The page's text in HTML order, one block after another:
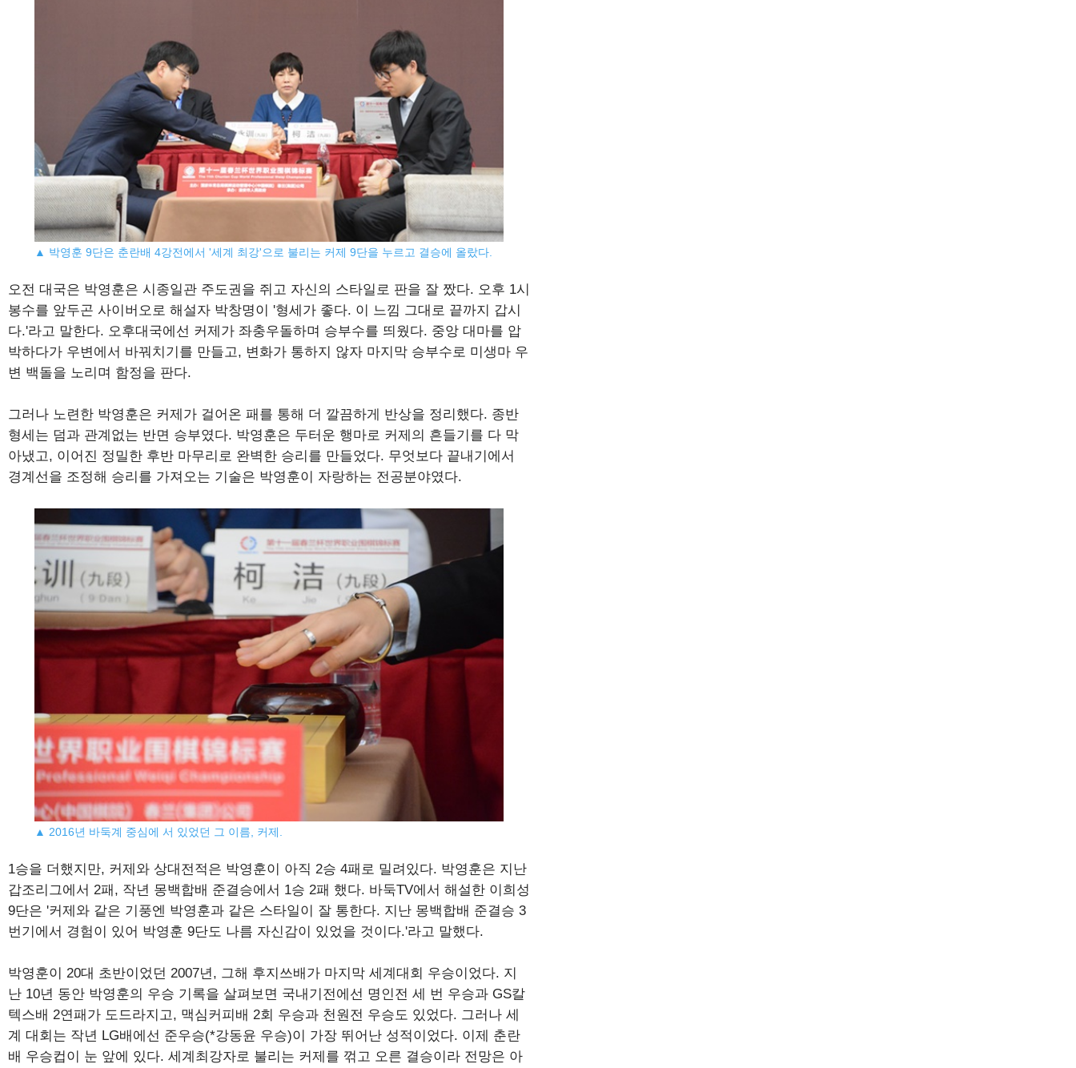
▲ 박영훈 9단은 춘란배 4강전에서 '세계 최강'으로 불리는 커제 9단을 누르고 결승에 올랐다.
오전 대국은 박영훈은 시종일관 주도권을 쥐고 자신의 스타일로 판을 잘 짰다. 오후 1시
봉수를 앞두곤 사이버오로 해설자 박창명이 '형세가 좋다. 이 느낌 그대로 끝까지 갑시
다.'라고 말한다. 오후대국에선 커제가 좌충우돌하며 승부수를 띄웠다. 중앙 대마를 압
박하다가 우변에서 바꿔치기를 만들고, 변화가 통하지 않자 마지막 승부수로 미생마 우
변 백돌을 노리며 함정을 판다.
그러나 노련한 박영훈은 커제가 걸어온 패를 통해 더 깔끔하게 반상을 정리했다. 종반
형세는 덤과 관계없는 반면 승부였다. 박영훈은 두터운 행마로 커제의 흔들기를 다 막
아냈고, 이어진 정밀한 후반 마무리로 완벽한 승리를 만들었다. 무엇보다 끝내기에서
경계선을 조정해 승리를 가져오는 기술은 박영훈이 자랑하는 전공분야였다.
▲ 2016년 바둑계 중심에 서 있었던 그 이름, 커제.
1승을 더했지만, 커제와 상대전적은 박영훈이 아직 2승 4패로 밀려있다. 박영훈은 지난
갑조리그에서 2패, 작년 몽백합배 준결승에서 1승 2패 했다. 바둑TV에서 해설한 이희성
9단은 '커제와 같은 기풍엔 박영훈과 같은 스타일이 잘 통한다. 지난 몽백합배 준결승 3
번기에서 경험이 있어 박영훈 9단도 나름 자신감이 있었을 것이다.'라고 말했다.
박영훈이 20대 초반이었던 2007년, 그해 후지쓰배가 마지막 세계대회 우승이었다. 지
난 10년 동안 박영훈의 우승 기록을 살펴보면 국내기전에선 명인전 세 번 우승과 GS칼
텍스배 2연패가 도드라지고, 맥심커피배 2회 우승과 천원전 우승도 있었다. 그러나 세
계 대회는 작년 LG배에선 준우승(*강동윤 우승)이 가장 뛰어난 성적이었다. 이제 춘란
배 우승컵이 눈 앞에 있다. 세계최강자로 불리는 커제를 꺾고 오른 결승이라 전망은 아